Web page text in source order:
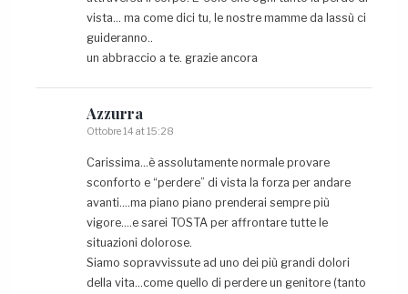
vista… ma come dici tu, le nostre mamme da lassù ci
guideranno..
un abbraccio a te. grazie ancora
Azzurra
Ottobre 14 at 15:28
Carissima…è assolutamente normale provare
sconforto e “perdere” di vista la forza per andare
avanti….ma piano piano prenderai sempre più
vigore….e sarei TOSTA per affrontare tutte le
situazioni dolorose.
Siamo sopravvissute ad uno dei più grandi dolori
della vita…come quello di perdere un genitore (tanto